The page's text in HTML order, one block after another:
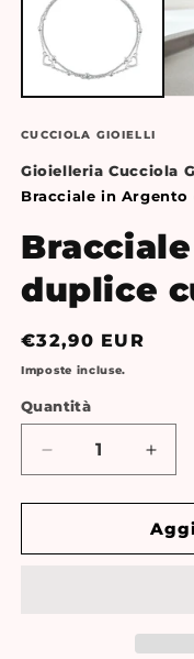
CUCCIOLA GIOIELLI
Gioielleria Cucciola
Bracciale in
duplice
Prezzo
di
€32,90 EUR
Imposte incluse.
Quantità
Quantità
Diminuisci
quantità
per
in
per
in